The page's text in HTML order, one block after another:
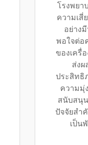
โรงพยา
ความเสี่
อย่าง
พอใจต่อ
ของเครื่
ส่งผ
ประสิทธิ
ความมุ่
สนับสนุน
ปัจจัยสำ
เป็น